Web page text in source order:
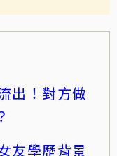
出！對方做
友學歷背景